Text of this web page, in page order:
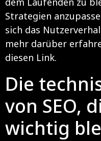
Strategien
sich das
mehr darüber
diesen Link.
Die
von SEO,
wichtig